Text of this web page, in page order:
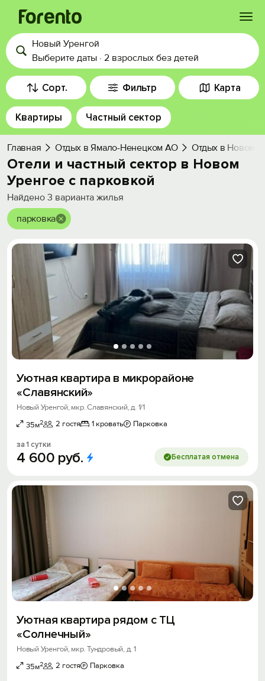
Войти
Избранное
История просмотра
Добавить свой объект
Новый Уренгой
Выберите даты · 2 взрослых без детей
Сорт. Фильтр Карта
Квартиры Частный сектор
Главная Отдых в Ямало-Ненецком АО Отдых в Новом
Отели и частный сектор в Новом
Уренгое с парковкой
Найдено 3 варианта жилья
парковка
Уютная квартира в микрорайоне
«Славянский»
Новый Уренгой, мкр. Славянский, д. 1/1
35м2 2 гостя 1 кровать Парковка
за 1 сутки
4 600 руб. Бесплатая отмена
Уютная квартира рядом с ТЦ
«Солнечный»
Новый Уренгой, мкр. Тундровый, д. 1
35м2 2 гостя Парковка